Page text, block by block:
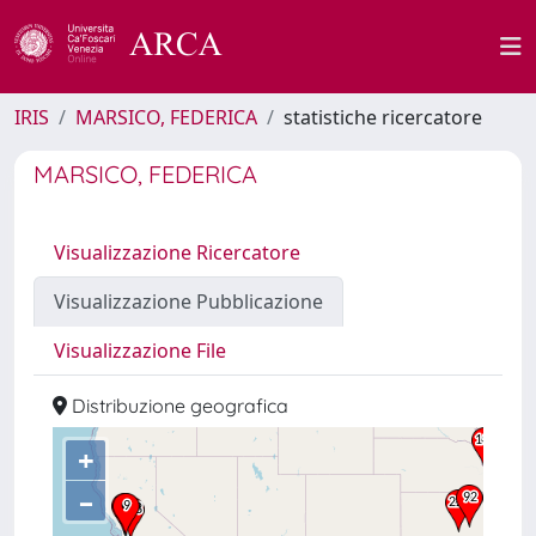
IRIS MARSICO, FEDERICA statistiche ricercatore
MARSICO, FEDERICA
Visualizzazione Ricercatore
Visualizzazione Pubblicazione
Visualizzazione File
Distribuzione geografica
+
–